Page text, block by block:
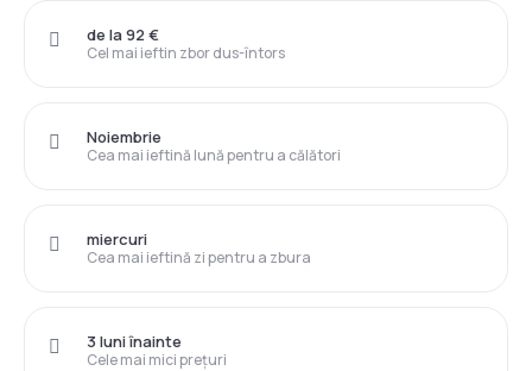
Cel mai ieftin zbor dus-întors
de la 92 €
Cea mai ieftină lună pentru a călători
Noiembrie
Cea mai ieftină zi pentru a zbura
miercuri
Cele mai mici prețuri
3 luni înainte